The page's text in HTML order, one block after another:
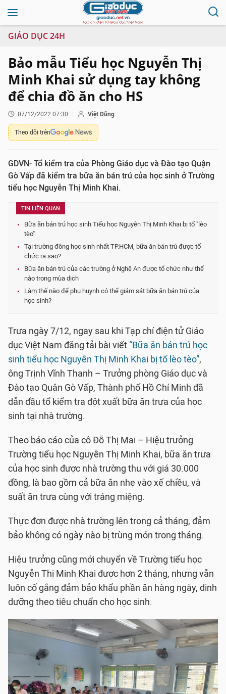
GIÁO DỤC 24H
Bảo mẫu Tiểu học Nguyễn Thị
Minh Khai sử dụng tay không
để chia đồ ăn cho HS
07/12/2022 07:30 Việt Dũng
Theo dõi trên
GDVN- Tổ kiểm tra của Phòng Giáo dục và Đào tạo Quận
Gò Vấp đã kiểm tra bữa ăn bán trú của học sinh ở Trường
tiểu học Nguyễn Thị Minh Khai.
TIN LIÊN QUAN
Bữa ăn bán trú học sinh Tiểu học Nguyễn Thị Minh Khai bị tố "lèo
tèo"
Tại trường đông học sinh nhất TP.HCM, bữa ăn bán trú được tổ
chức ra sao?
Bữa ăn bán trú của các trường ở Nghệ An được tổ chức như thế
nào trong mùa dịch
Làm thế nào để phụ huynh có thể giám sát bữa ăn bán trú của
học sinh?
Trưa ngày 7/12, ngay sau khi Tạp chí điện tử Giáo
dục Việt Nam đăng tải bài viết “Bữa ăn bán trú học
sinh tiểu học Nguyễn Thị Minh Khai bị tố lèo tèo”,
ông Trịnh Vĩnh Thanh – Trưởng phòng Giáo dục và
Đào tạo Quận Gò Vấp, Thành phố Hồ Chí Minh đã
dẫn đầu tổ kiểm tra đột xuất bữa ăn trưa của học
sinh tại nhà trường.
Theo báo cáo của cô Đỗ Thị Mai – Hiệu trưởng
Trường tiểu học Nguyễn Thị Minh Khai, bữa ăn trưa
của học sinh được nhà trường thu với giá 30.000
đồng, là bao gồm cả bữa ăn nhẹ vào xế chiều, và
suất ăn trưa cùng với tráng miệng.
Thực đơn được nhà trường lên trong cả tháng, đảm
bảo không có ngày nào bị trùng món trong tháng.
Hiệu trưởng cũng mới chuyển về Trường tiểu học
Nguyễn Thị Minh Khai được hơn 2 tháng, nhưng vẫn
luôn cố gắng đảm bảo khẩu phần ăn hàng ngày, dinh
dưỡng theo tiêu chuẩn cho học sinh.